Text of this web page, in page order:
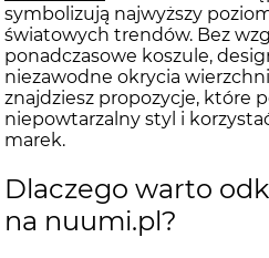
symbolizują najwyższy
światowych trendów. Bez
ponadczasowe koszule,
niezawodne okrycia
znajdziesz propozycje, które
niepowtarzalny styl i
marek.
Dlaczego warto
na nuumi.pl?